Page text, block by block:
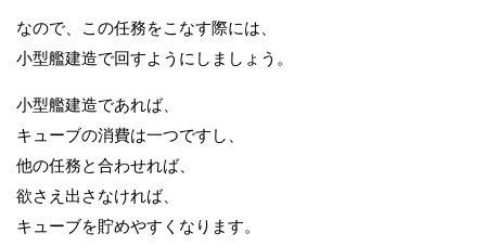
なので、この任務をこなす際には、
小型艦建造で回すようにしましょう。
小型艦建造であれば、
キューブの消費は一つですし、
他の任務と合わせれば、
欲さえ出さなければ、
キューブを貯めやすくなります。